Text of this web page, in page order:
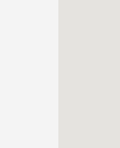
• De 10